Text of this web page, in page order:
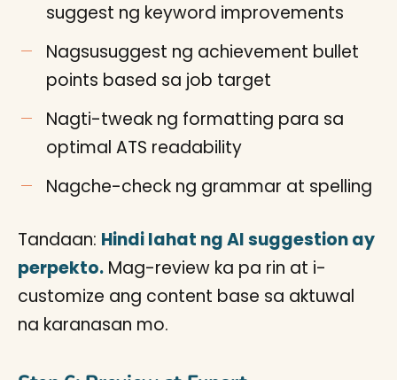
suggest ng keyword improvements
Nagsusuggest ng achievement bullet
points based sa job target
Nagti-tweak ng formatting para sa
optimal ATS readability
Nagche-check ng grammar at spelling
Tandaan: Hindi lahat ng AI suggestion ay
perpekto. Mag-review ka pa rin at i-
customize ang content base sa aktuwal
na karanasan mo.